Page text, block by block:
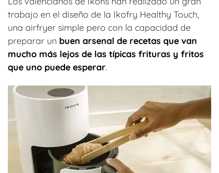
trabajo en el diseño de la Ikofry Healthy Touch,
una airfryer simple pero con la capacidad de
preparar un buen arsenal de recetas que van
mucho más lejos de las típicas frituras y fritos
que uno puede esperar.